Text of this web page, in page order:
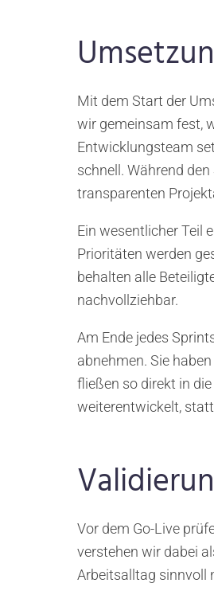
Mit dem Start der
wir gemeinsam fest,
Entwicklungsteam
schnell. Während
transparenten
Ein wesentlicher Teil
Prioritäten werden
behalten alle
nachvollziehbar.
Am Ende jedes
abnehmen. Sie
fließen so direkt in
weiterentwickelt,
Vor dem Go-Live
verstehen wir dabei
Arbeitsalltag sinnvoll